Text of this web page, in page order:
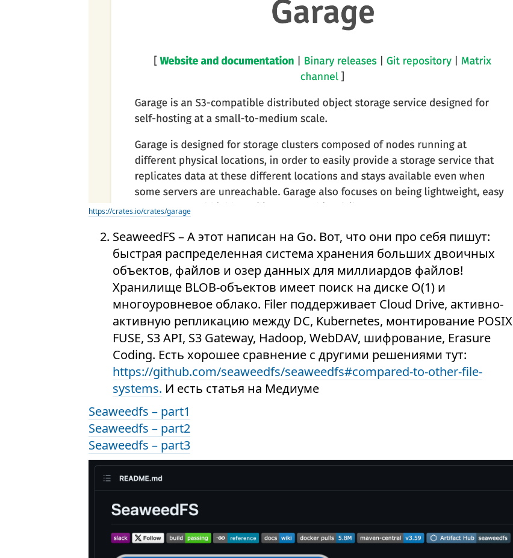
https://crates.io/crates/garage
SeaweedFS – А этот написан на Go. Вот, что они про себя пишут:
быстрая распределенная система хранения больших двоичных
объектов, файлов и озер данных для миллиардов файлов!
Хранилище BLOB-объектов имеет поиск на диске O(1) и
многоуровневое облако. Filer поддерживает Cloud Drive, активно-
активную репликацию между DC, Kubernetes, монтирование POSIX
FUSE, S3 API, S3 Gateway, Hadoop, WebDAV, шифрование, Erasure
Coding. Есть хорошее сравнение с другими решениями тут:
https://github.com/seaweedfs/seaweedfs#compared-to-other-file-
systems. И есть статья на Медиуме
Seaweedfs – part1
Seaweedfs – part2
Seaweedfs – part3